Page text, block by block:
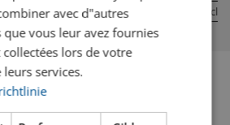
70 cl Contenu: 70 cl
savoir sur
avec d"autres
vous leur avez fournies
lors de votre
services.